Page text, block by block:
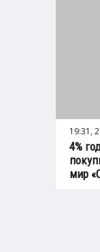
19:31,
4%
мир